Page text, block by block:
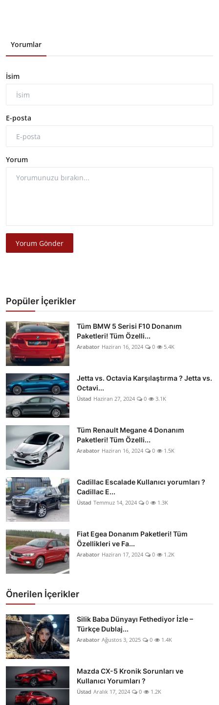
Yorumlar
İsim
E-posta
Yorum
Yorum Gönder
Popüler İçerikler
Tüm BMW 5 Serisi F10 Donanım
Paketleri! Tüm Özelli...
Arabator Haziran 16, 2024 0 5.4K
Jetta vs. Octavia Karşılaştırma ? Jetta vs.
Octavi...
Üstad Haziran 27, 2024 0 3.1K
Tüm Renault Megane 4 Donanım
Paketleri! Tüm Özelli...
Arabator Haziran 16, 2024 0 1.5K
Cadillac Escalade Kullanıcı yorumları ?
Cadillac E...
Üstad Temmuz 14, 2024 0 1.3K
Fiat Egea Donanım Paketleri! Tüm
Özellikleri ve Fa...
Arabator Haziran 17, 2024 0 1.2K
Önerilen İçerikler
Silik Baba Dünyayı Fethediyor İzle –
Türkçe Dublaj...
Arabator Ağustos 3, 2025 0 1.4K
Mazda CX-5 Kronik Sorunları ve
Kullanıcı Yorumları ?
Üstad Aralık 17, 2024 0 1.2K